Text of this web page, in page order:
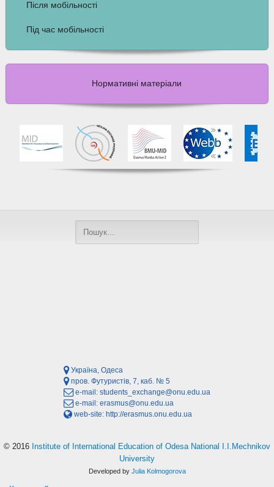
Після мобільності
Під час мобільності
Нормативні матеріали
Україна, Одеса
пров. Футуристів, 7, каб. № 5
e-mail: students_exchange@onu.edu.ua
e-mail: erasmus@onu.edu.ua
web-site: http://erasmus.onu.edu.ua
© 2016 Institute of International Education of Odesa National I.I.Mechnikov
University
Developed by Julia Kolmogorova